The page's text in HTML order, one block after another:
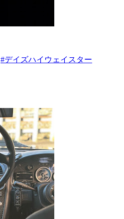
#デイズハイウェイスター